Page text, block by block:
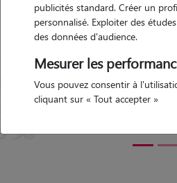
"Un pet sitter très
réussi avoir la
communication entre
5/
Précédent
publicités standard. Créer un
personnalisé. Exploiter des
des données d'audience.
Mesurer les
Vous pouvez consentir à
cliquant sur « Tout accepter »